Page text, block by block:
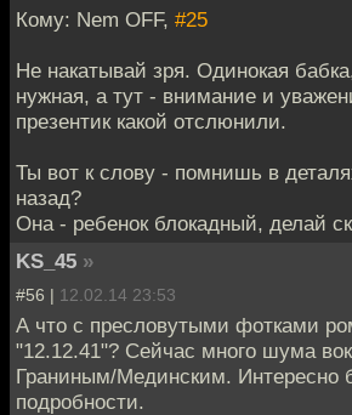
Кому: Nem OFF, #25
Не накатывай зря. Одинокая
нужная, а тут - внимание и
презентик какой отслюнили.
Ты вот к слову - помнишь в
назад?
Она - ребенок блокадный, делай
KS_45 »
#56 | 12.02.14 23:53
А что с пресловутыми фотками
"12.12.41"? Сейчас много шума
Граниным/Мединским. Интересно
подробности.